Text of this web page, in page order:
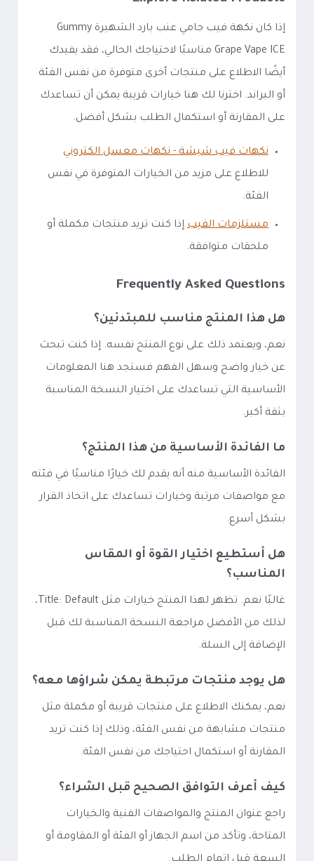
إذا كان نكهة فيب جامي عنب بارد الشهيرة Gummy
Grape Vape ICE مناسبًا لاحتياجك الحالي، فقد يفيدك
أيضًا الاطلاع على منتجات أخرى متوفرة من نفس الفئة
أو البراند. اخترنا لك هنا خيارات قريبة يمكن أن تساعدك
على المقارنة أو استكمال الطلب بشكل أفضل.
نكهات فيب شيشة - نكهات معسل الكتروني
للاطلاع على مزيد من الخيارات المتوفرة في نفس
الفئة.
مستلزمات الفيب إذا كنت تريد منتجات مكملة أو
ملحقات متوافقة.
Frequently Asked Questions
هل هذا المنتج مناسب للمبتدئين؟
نعم، ويعتمد ذلك على نوع المنتج نفسه. إذا كنت تبحث
عن خيار واضح وسهل الفهم فستجد هنا المعلومات
الأساسية التي تساعدك على اختيار النسخة المناسبة
بثقة أكبر.
ما الفائدة الأساسية من هذا المنتج؟
الفائدة الأساسية منه أنه يقدم لك خيارًا مناسبًا في فئته
مع مواصفات مرتبة وخيارات تساعدك على اتخاذ القرار
بشكل أسرع.
هل أستطيع اختيار القوة أو المقاس
المناسب؟
غالبًا نعم. تظهر لهذا المنتج خيارات مثل Title: Default،
لذلك من الأفضل مراجعة النسخة المناسبة لك قبل
الإضافة إلى السلة.
هل يوجد منتجات مرتبطة يمكن شراؤها معه؟
نعم، يمكنك الاطلاع على منتجات قريبة أو مكملة مثل
منتجات مشابهة من نفس الفئة، وذلك إذا كنت تريد
المقارنة أو استكمال احتياجك من نفس الفئة.
كيف أعرف التوافق الصحيح قبل الشراء؟
راجع عنوان المنتج والمواصفات الفنية والخيارات
المتاحة، وتأكد من اسم الجهاز أو الفئة أو المقاومة أو